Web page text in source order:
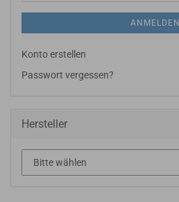
ANMELDEN
Konto erstellen
Passwort vergessen?
Hersteller